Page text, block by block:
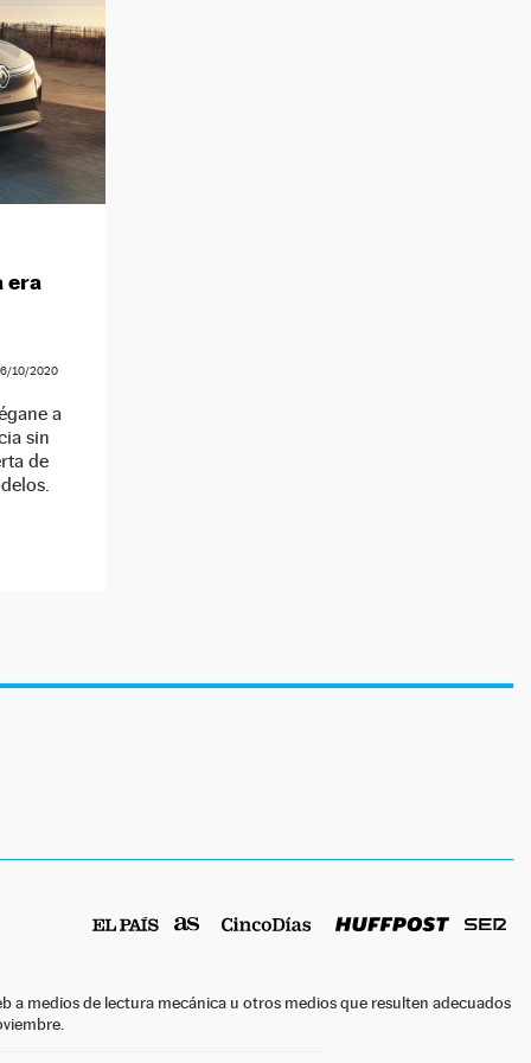
era
10/2020
a
sin
de
a medios de lectura mecánica u otros medios que resulten adecuados